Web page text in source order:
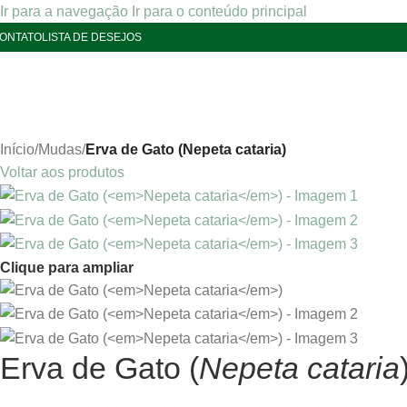
Ir para a navegação Ir para o conteúdo principal
LISTA DE DESEJOS
Início/Mudas/Erva de Gato (Nepeta cataria)
Voltar aos produtos
Clique para ampliar
Erva de Gato (Nepeta cataria